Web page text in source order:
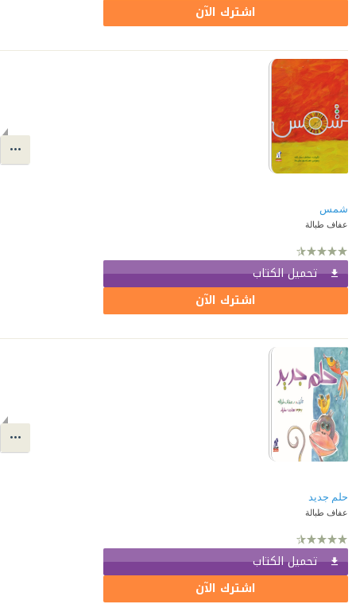
اشترك الآن
شمس
عفاف طبالة
تحميل الكتاب
اشترك الآن
حلم جديد
عفاف طبالة
تحميل الكتاب
اشترك الآن